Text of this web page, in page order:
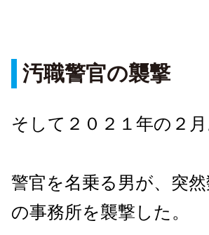
汚職警官の襲撃
そして２０２１年の２月
警官を名乗る男が、突
の事務所を襲撃した。